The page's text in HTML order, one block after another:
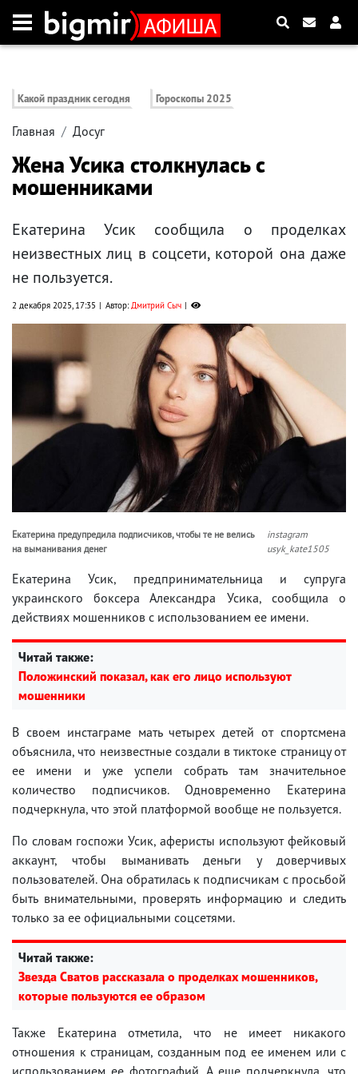
Какой праздник сегодня Гороскопы 2025
Главная Досуг
Жена Усика столкнулась с
мошенниками
Екатерина Усик сообщила о проделках
неизвестных лиц в соцсети, которой она даже
не пользуется.
2 декабря 2025, 17:35 Автор:Дмитрий Сыч
Екатерина предупредила подписчиков, чтобы те не велись
на выманивания денег
instagram
usyk_kate1505
Екатерина Усик, предпринимательница и супруга
украинского боксера Александра Усика, сообщила о
действиях мошенников с использованием ее имени.
Читай также:
Положинский показал, как его лицо используют
мошенники
В своем инстаграме мать четырех детей от спортсмена
объяснила, что неизвестные создали в тиктоке страницу от
ее имени и уже успели собрать там значительное
количество подписчиков. Одновременно Екатерина
подчеркнула, что этой платформой вообще не пользуется.
По словам госпожи Усик, аферисты используют фейковый
аккаунт, чтобы выманивать деньги у доверчивых
пользователей. Она обратилась к подписчикам с просьбой
быть внимательными, проверять информацию и следить
только за ее официальными соцсетями.
Читай также:
Звезда Сватов рассказала о проделках мошенников,
которые пользуются ее образом
Также Екатерина отметила, что не имеет никакого
отношения к страницам, созданным под ее именем или с
использованием ее фотографий. А еще подчеркнула, что